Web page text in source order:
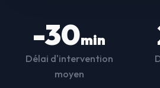
-30min
Délai d'intervention
moyen